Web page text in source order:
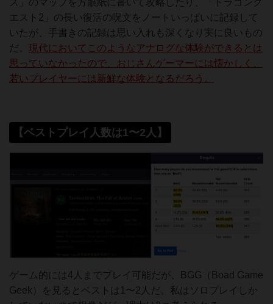
エスト2」の長い復活の呪文をノートいっぱいに記録して
いたが、手書きの記録は思い入れも深くなり実に良いもの
だ。 現代においてこのようなアナログな体験ができるとは
思っていなかったので、おじさんゲーマーには懐かしく、
若いプレイヤーには新鮮な体験となるだろう。
【ベストプレイ人数は1〜2人】
ゲーム的には4人までプレイ可能だが、BGG（Boad Game
Geek）を見るとベストは1〜2人だ。私はソロプレイしか